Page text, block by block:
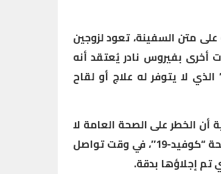
متن السفينة، تعود لزوجين
أخرى بفيروس نادر يُعتقد أنه
لا يتوفر له علاج أو لقاح
الخطر على الصحة العامة لا
يزال محدوداً، مستبعدة أي مقارنة مع جائحة “كوفيد-19″، في وقت تواصل
تم إجلاؤها بدقة.